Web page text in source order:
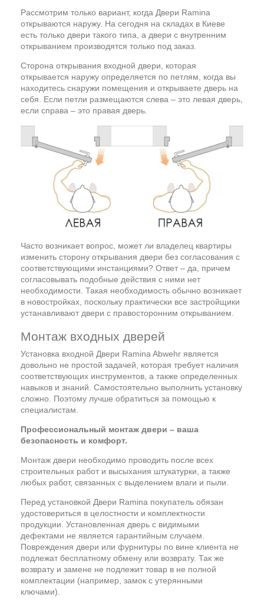
Рассмотрим только вариант, когда Двери Ramina
открываются наружу. На сегодня на складах в Киеве
есть только двери такого типа, а двери с внутренним
открыванием производятся только под заказ.
Сторона открывания входной двери, которая
открывается наружу определяется по петлям, когда вы
находитесь снаружи помещения и открываете дверь на
себя. Если петли размещаются слева – это левая дверь,
если справа – это правая дверь.
Часто возникает вопрос, может ли владелец квартиры
изменить сторону открывания двери без согласования с
соответствующими инстанциями? Ответ – да, причем
согласовывать подобные действия с ними нет
необходимости. Такая необходимость обычно возникает
в новостройках, поскольку практически все застройщики
устанавливают двери с правосторонним открыванием.
Монтаж входных дверей
Установка входной Двери Ramina Abwehr является
довольно не простой задачей, которая требует наличия
соответствующих инструментов, а также определенных
навыков и знаний. Самостоятельно выполнить установку
сложно. Поэтому лучше обратиться за помощью к
специалистам.
Профессиональный монтаж двери – ваша
безопасность и комфорт.
Монтаж двери необходимо проводить после всех
строительных работ и высыхания штукатурки, а также
любых работ, связанных с выделением влаги и пыли.
Перед установкой Двери Ramina покупатель обязан
удостовериться в целостности и комплектности
продукции. Установленная дверь с видимыми
дефектами не является гарантийным случаем.
Повреждения двери или фурнитуры по вине клиента не
подлежат бесплатному обмену или возврату. Так же
возврату и замене не подлежит товар в не полной
комплектации (например, замок с утерянными
ключами).